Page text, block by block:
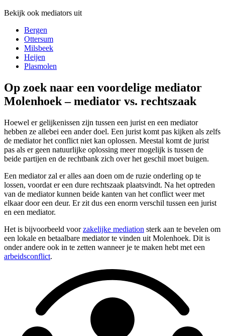
Bekijk ook mediators uit
Bergen
Ottersum
Milsbeek
Heijen
Plasmolen
Op zoek naar een voordelige mediator
Molenhoek – mediator vs. rechtszaak
Hoewel er gelijkenissen zijn tussen een jurist en een mediator
hebben ze allebei een ander doel. Een jurist komt pas kijken als zelfs
de mediator het conflict niet kan oplossen. Meestal komt de jurist
pas als er geen natuurlijke oplossing meer mogelijk is tussen de
beide partijen en de rechtbank zich over het geschil moet buigen.
Een mediator zal er alles aan doen om de ruzie onderling op te
lossen, voordat er een dure rechtszaak plaatsvindt. Na het optreden
van de mediator kunnen beide kanten van het conflict weer met
elkaar door een deur. Er zit dus een enorm verschil tussen een jurist
en een mediator.
Het is bijvoorbeeld voorzakelijke mediation sterk aan te bevelen om
een lokale en betaalbare mediator te vinden uit Molenhoek. Dit is
onder andere ook in te zetten wanneer je te maken hebt met een
arbeidsconflict.